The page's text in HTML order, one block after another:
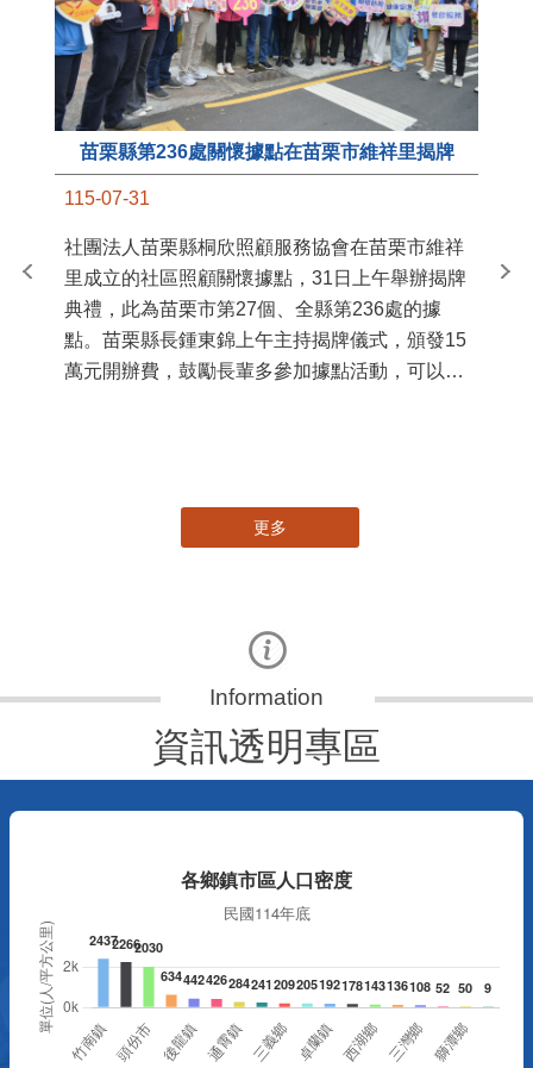
苗栗縣第236處關懷據點在苗栗市維祥里揭牌
115-07-31
社團法人苗栗縣桐欣照顧服務協會在苗栗市維祥
里成立的社區照顧關懷據點，31日上午舉辦揭牌
典禮，此為苗栗市第27個、全縣第236處的據
點。苗栗縣長鍾東錦上午主持揭牌儀式，頒發15
萬元開辦費，鼓勵長輩多參加據點活動，可以更
苗
更多
資訊透明專區